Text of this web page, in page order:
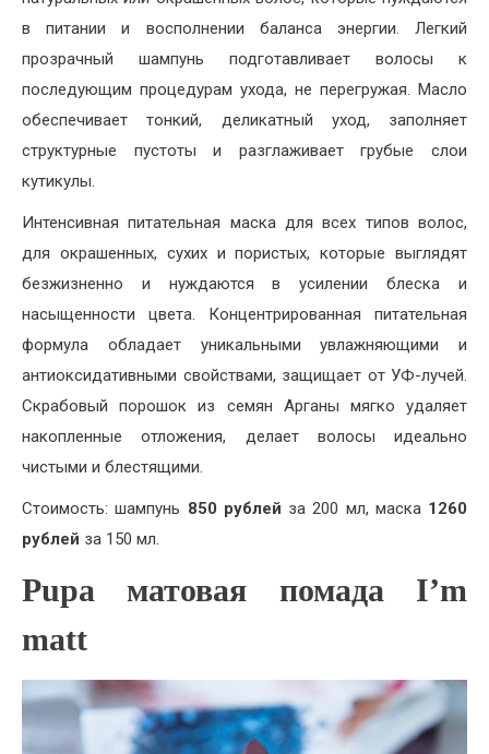
в питании и восполнении баланса энергии. Легкий
прозрачный шампунь подготавливает волосы к
последующим процедурам ухода, не перегружая. Масло
обеспечивает тонкий, деликатный уход, заполняет
структурные пустоты и разглаживает грубые слои
кутикулы.
Интенсивная питательная маска для всех типов волос,
для окрашенных, сухих и пористых, которые выглядят
безжизненно и нуждаются в усилении блеска и
насыщенности цвета. Концентрированная питательная
формула обладает уникальными увлажняющими и
антиоксидативными свойствами, защищает от УФ-лучей.
Скрабовый порошок из семян Арганы мягко удаляет
накопленные отложения, делает волосы идеально
чистыми и блестящими.
Стоимость: шампунь 850 рублей за 200 мл, маска 1260
рублей за 150 мл.
Pupa матовая помада I’m
matt